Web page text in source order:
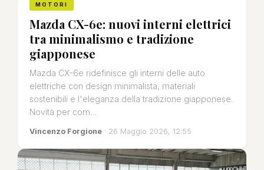
MOTORI
Mazda CX-6e: nuovi interni elettrici
tra minimalismo e tradizione
giapponese
Mazda CX-6e ridefinisce gli interni delle auto
elettriche con design minimalista, materiali
sostenibili e l'eleganza della tradizione giapponese.
Novità per com…
Vincenzo Forgione · 26 Maggio 2026, 12:55